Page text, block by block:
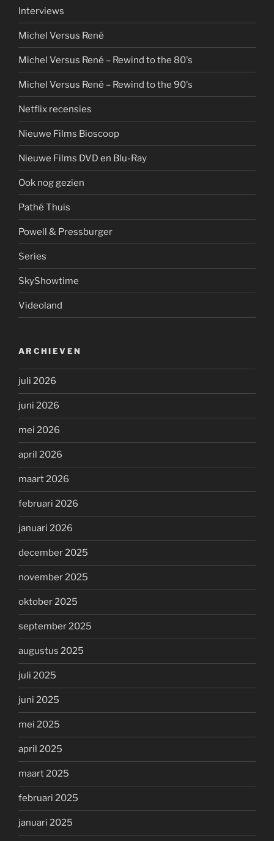
Interviews
Michel Versus René
Michel Versus René – Rewind to the 80's
Michel Versus René – Rewind to the 90's
Netflix recensies
Nieuwe Films Bioscoop
Nieuwe Films DVD en Blu-Ray
Ook nog gezien
Pathé Thuis
Powell & Pressburger
Series
SkyShowtime
Videoland
ARCHIEVEN
juli 2026
juni 2026
mei 2026
april 2026
maart 2026
februari 2026
januari 2026
december 2025
november 2025
oktober 2025
september 2025
augustus 2025
juli 2025
juni 2025
mei 2025
april 2025
maart 2025
februari 2025
januari 2025